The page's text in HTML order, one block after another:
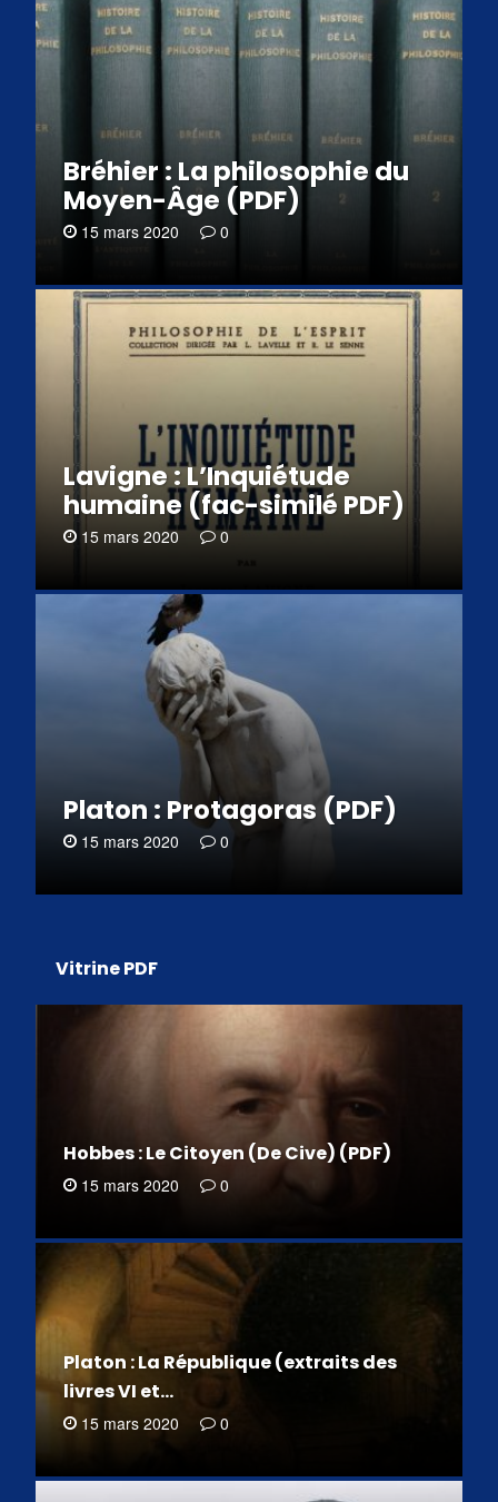
Bréhier : La philosophie du
Moyen-Âge (PDF)
15 mars 2020 0
Lavigne : L’Inquiétude
humaine (fac-similé PDF)
15 mars 2020 0
Platon : Protagoras (PDF)
15 mars 2020 0
Vitrine PDF
Hobbes : Le Citoyen (De Cive) (PDF)
15 mars 2020 0
Platon : La République (extraits des
livres VI et…
15 mars 2020 0